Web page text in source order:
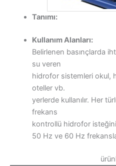
Tanımı:
Kullanım Alanları:
Belirlenen basınçlarda
su veren
hidrofor sistemleri okul,
oteller vb.
yerlerde kullanılır. Her
frekans
kontrollü hidrofor
50 Hz ve 60 Hz